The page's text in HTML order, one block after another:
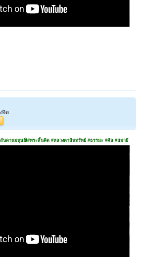
จิต
สันดานมนุษย์!#พระสิ้นคิด #หลวงตาสินทรัพย์ #ธรรมะ #ศีล #สมาธิ